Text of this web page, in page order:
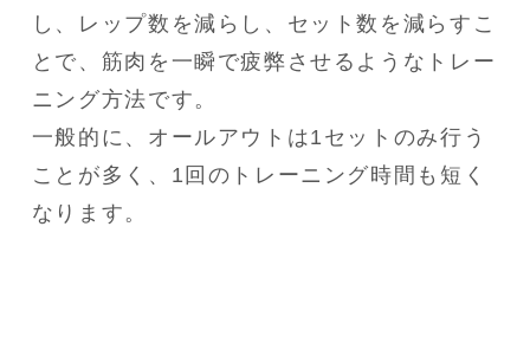
し、レップ数を減らし、セット数を減らすこ
とで、筋肉を一瞬で疲弊させるようなトレー
ニング方法です。
一般的に、オールアウトは1セットのみ行う
ことが多く、1回のトレーニング時間も短く
なります。